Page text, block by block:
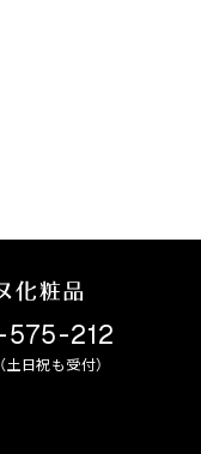
212
日祝も受付）